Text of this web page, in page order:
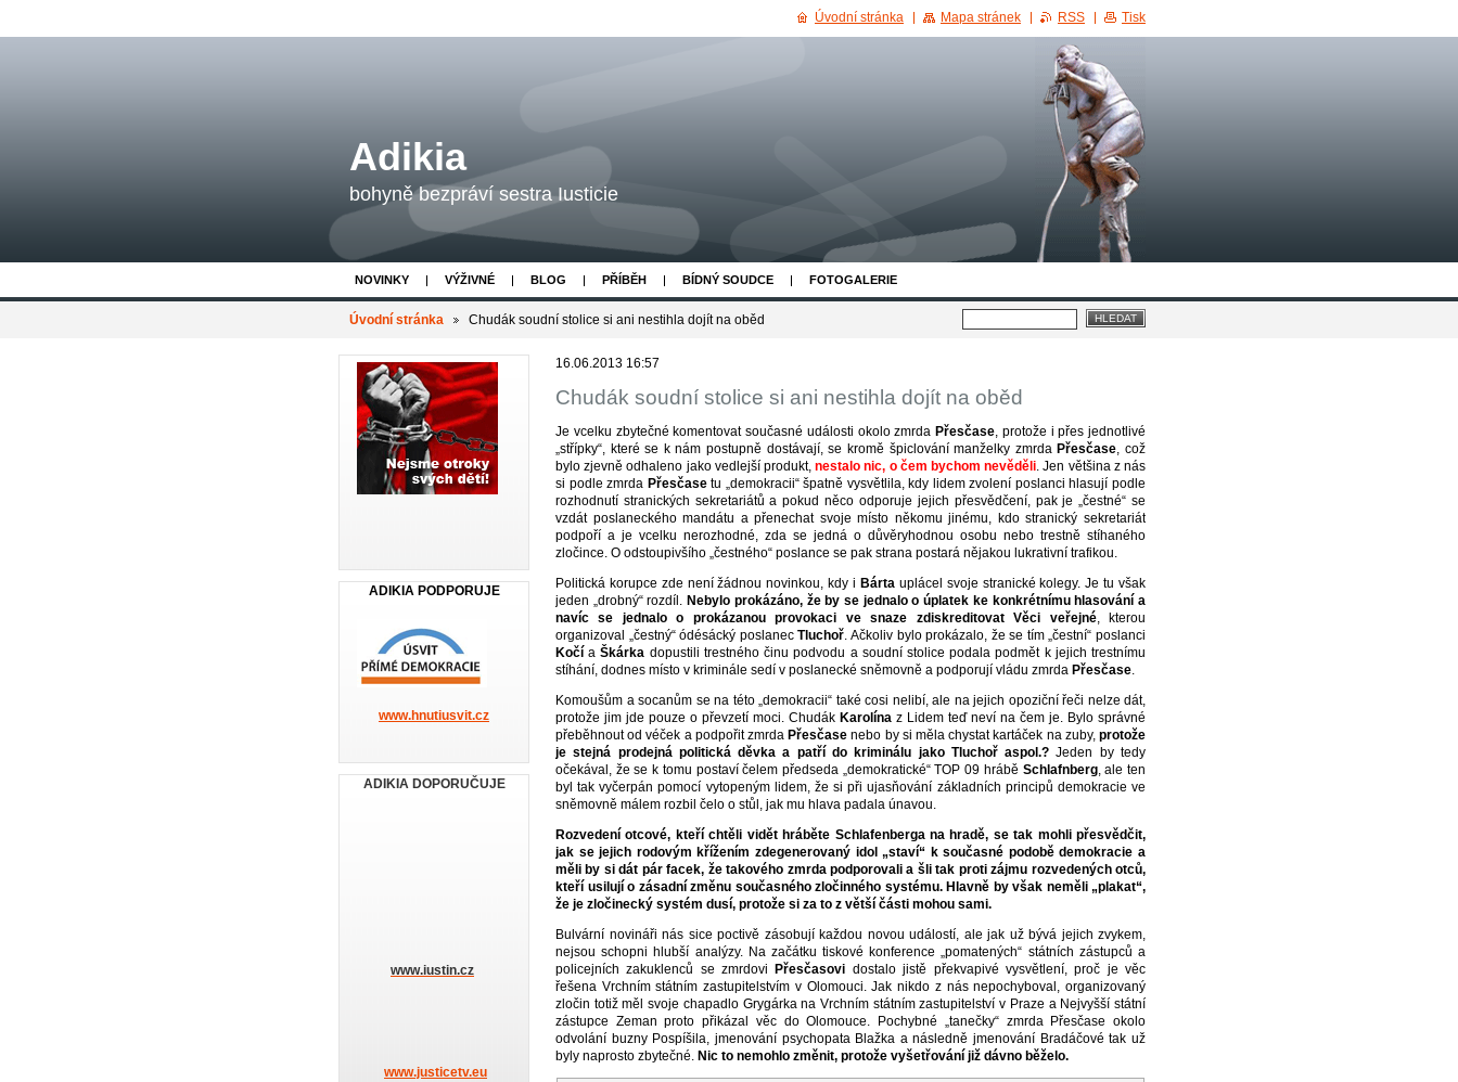
Adikia
bohyně bezpráví sestra Iusticie
NOVINKY VÝŽIVNÉ BLOG PŘÍBĚH BÍDNÝ SOUDCE FOTOGALERIE
Úvodní stránka Chudák soudní stolice si ani nestihla dojít na oběd
16.06.2013 16:57
Chudák soudní stolice si ani nestihla dojít na oběd
Je vcelku zbytečné komentovat současné události okolo zmrda Přesčase, protože i přes jednotlivé
„střípky“, které se k nám postupně dostávají, se kromě špiclování manželky zmrdaPřesčase, což
bylo zjevně odhaleno jako vedlejší produkt,nestalo nic, o čem bychom nevěděli. Jen většina z nás
si podle zmrda Přesčasetu „demokracii“ špatně vysvětlila, kdy lidem zvolení poslanci hlasují podle
rozhodnutí stranických sekretariátů a pokud něco odporuje jejich přesvědčení, pak je „čestné“ se
vzdát poslaneckého mandátu a přenechat svoje místo někomu jinému, kdo stranický sekretariát
podpoří a je vcelku nerozhodné, zda se jedná o důvěryhodnou osobu nebo trestně stíhaného
zločince. O odstoupivšího „čestného“ poslance se pak strana postará nějakou lukrativní trafikou.
Politická korupce zde není žádnou novinkou, kdy i Bártauplácel svoje stranické kolegy. Je tu však
jeden „drobný“ rozdíl.Nebylo prokázáno, že by se jednalo o úplatek ke konkrétnímu hlasování a
navíc se jednalo o prokázanou provokaci ve snaze zdiskreditovat Věci veřejné, kterou
organizoval „čestný“ ódésácký poslanecTluchoř. Ačkoliv bylo prokázalo, že se tím „čestní“ poslanci
KočíaŠkárka dopustili trestného činu podvodu a soudní stolice podala podmět k jejich trestnímu
stíhání, dodnes místo v kriminále sedí v poslanecké sněmovně a podporují vládu zmrda Přesčase.
Komoušům a socanům se na této „demokracii“ také cosi nelibí, ale na jejich opoziční řeči nelze dát,
protože jim jde pouze o převzetí moci. Chudák Karolína z Lidem teď neví na čem je. Bylo správné
přeběhnout od véček a podpořit zmrdaPřesčase nebo by si měla chystat kartáček na zuby,protože
je stejná prodejná politická děvka a patří do kriminálu jako Tluchoř aspol.? Jeden by tedy
očekával, že se k tomu postaví čelem předseda „demokratické“ TOP 09 hrábě Schlafnberg, ale ten
byl tak vyčerpán pomocí vytopeným lidem, že si při ujasňování základních principů demokracie ve
sněmovně málem rozbil čelo o stůl, jak mu hlava padala únavou.
Rozvedení otcové, kteří chtěli vidět hráběte Schlafenberga na hradě, se tak mohli přesvědčit,
jak se jejich rodovým křížením zdegenerovaný idol „staví“ k současné podobě demokracie a
měli by si dát pár facek, že takového zmrda podporovali a šli tak proti zájmu rozvedených otců,
kteří usilují o zásadní změnu současného zločinného systému. Hlavně by však neměli „plakat“,
že je zločinecký systém dusí, protože si za to z větší části mohou sami.
Bulvární novináři nás sice poctivě zásobují každou novou událostí, ale jak už bývá jejich zvykem,
nejsou schopni hlubší analýzy. Na začátku tiskové konference „pomatených“ státních zástupců a
policejních zakuklenců se zmrdoviPřesčasovi dostalo jistě překvapivé vysvětlení, proč je věc
řešena Vrchním státním zastupitelstvím v Olomouci. Jak nikdo z nás nepochyboval, organizovaný
zločin totiž měl svoje chapadlo Grygárka na Vrchním státním zastupitelství v Praze a Nejvyšší státní
zástupce Zeman proto přikázal věc do Olomouce. Pochybné „tanečky“ zmrda Přesčase okolo
odvolání buzny Pospíšila, jmenování psychopata Blažka a následně jmenování Bradáčové tak už
byly naprosto zbytečné. Nic to nemohlo změnit, protože vyšetřování již dávno běželo.
ADIKIA PODPORUJE
www.hnutiusvit.cz
ADIKIA DOPORUČUJE
www.iustin.cz
www.justicetv.eu
Úvodní stránka Mapa stránek RSS Tisk